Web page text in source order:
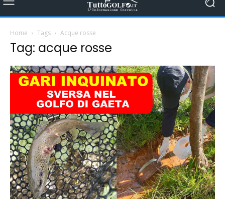
Home Tags Acque rosse
Tag: acque rosse